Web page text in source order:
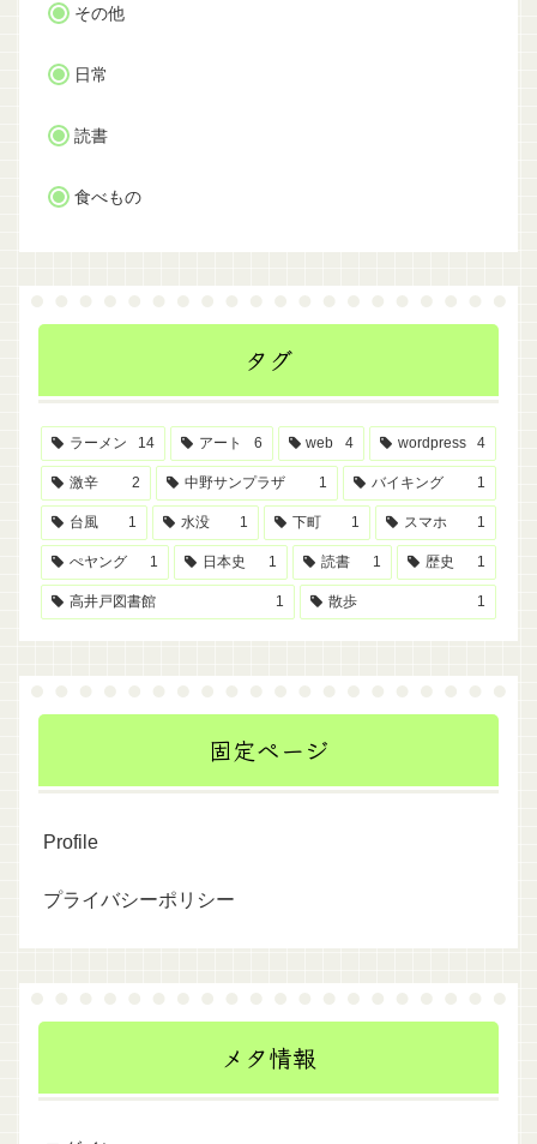
その他
日常
読書
食べもの
タグ
ラーメン 14 アート 6 web 4 wordpress 4
激辛 2 中野サンプラザ 1 バイキング 1
台風 1 水没 1 下町 1 スマホ 1
ぺヤング 1 日本史 1 読書 1 歴史 1
高井戸図書館 1 散歩 1
固定ページ
Profile
プライバシーポリシー
メタ情報